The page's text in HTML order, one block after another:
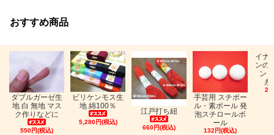
おすすめ商品
ダブルガーゼ生
地 白 無地 マス
ク作りなどに
550円(税込)
ビリケンモス生
地 綿100％
5,280円(税込)
江戸打ち紐
660円(税込)
手芸用 スチボー
ル・素ボール 発
泡スチロールボ
ール
132円(税込)
イナ
ンの
ン
糸